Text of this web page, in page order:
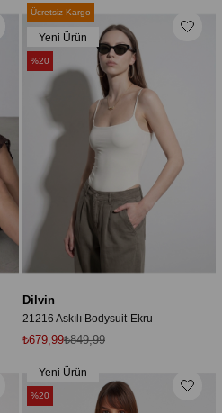
Dilvin
21216 Askılı Bodysuit-Ekru
₺679,99₺849,99
Ücretsiz Kargo
Yeni Ürün
%20
Yeni Ürün
%20